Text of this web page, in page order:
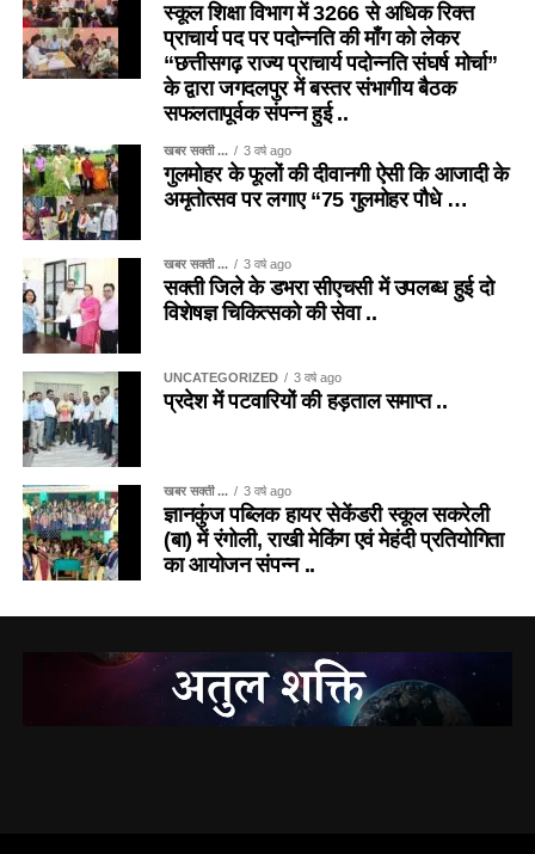
स्कूल शिक्षा विभाग में 3266 से अधिक रिक्त
प्राचार्य पद पर पदोन्नति की माँग को लेकर
“छत्तीसगढ़ राज्य प्राचार्य पदोन्नति संघर्ष मोर्चा”
के द्वारा जगदलपुर में बस्तर संभागीय बैठक
सफलतापूर्वक संपन्न हुई ..
खबर सक्ती ... 3 वर्ष ago
गुलमोहर के फूलों की दीवानगी ऐसी कि आजादी के
अमृतोत्सव पर लगाए “75 गुलमोहर पौधे …
खबर सक्ती ... 3 वर्ष ago
सक्ती जिले के डभरा सीएचसी में उपलब्ध हुई दो
विशेषज्ञ चिकित्सको की सेवा ..
UNCATEGORIZED 3 वर्ष ago
प्रदेश में पटवारियों की हड़ताल समाप्त ..
खबर सक्ती ... 3 वर्ष ago
ज्ञानकुंज पब्लिक हायर सेकेंडरी स्कूल सकरेली
(बा) में रंगोली, राखी मेकिंग एवं मेहंदी प्रतियोगिता
का आयोजन संपन्न ..